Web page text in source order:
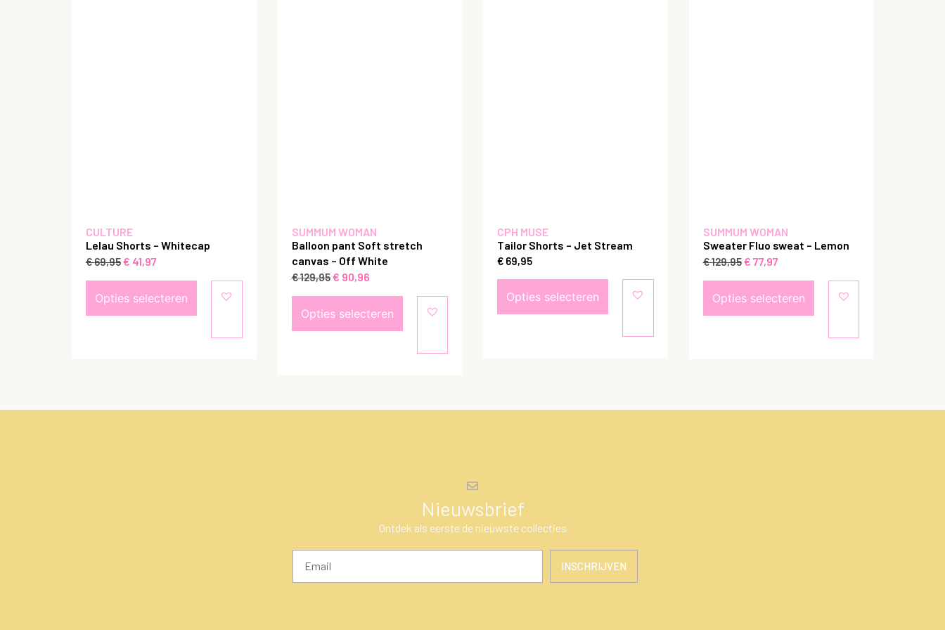
CULTURE
Lelau Shorts – Whitecap
€69,95€ 41,97
Opties selecteren
SUMMUM WOMAN
Balloon pant Soft stretch
canvas – Off White
€129,95€ 90,96
Opties selecteren
CPH MUSE
Tailor Shorts – Jet Stream
€ 69,95
Opties selecteren
SUMMUM WOMAN
Sweater Fluo sweat – Lemon
€129,95€ 77,97
Opties selecteren
Nieuwsbrief
Ontdek als eerste de nieuwste collecties
INSCHRIJVEN